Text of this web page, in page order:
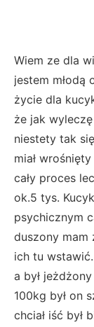
Wiem ze dla
jestem
życie dla
że jak
niestety tak
miał
cały proces
ok.5 tys.
psychicznym
duszony mam
ich tu
a był
100kg był on
chciał iść był